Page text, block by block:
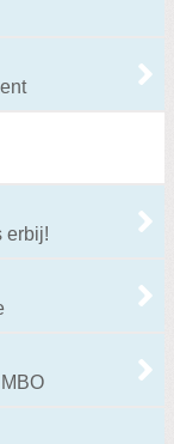
erbij!